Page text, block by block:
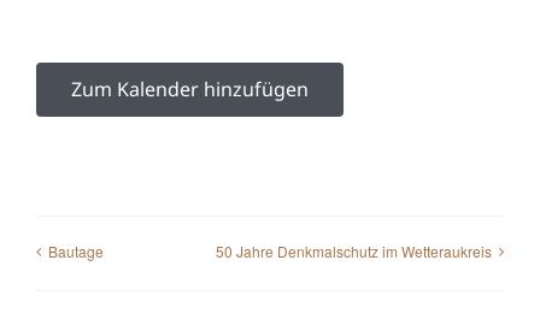
Zum Kalender hinzufügen
Bautage 50 Jahre Denkmalschutz im Wetteraukreis